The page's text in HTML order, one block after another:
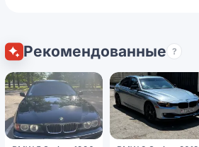
Рекомендованные ?